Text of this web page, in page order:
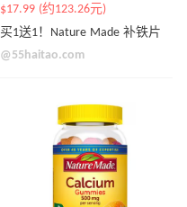
$17.99 (约123.26元)
买1送1！Nature Made 补铁片
@55haitao.com